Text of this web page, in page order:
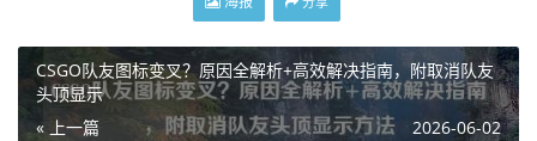
CSGO队友图标变叉？原因全解析+高效解决指南，附取消队友
头顶显示
« 上一篇
2026-06-02